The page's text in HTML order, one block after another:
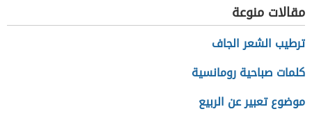
مقالات منوعة
ترطيب الشعر الجاف
كلمات صباحية رومانسية
موضوع تعبير عن الربيع